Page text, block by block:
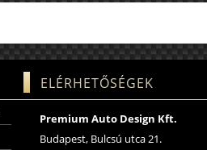
ELÉRHETŐSÉGEK
Premium Auto Design Kft.
Budapest, Bulcsú utca 21.